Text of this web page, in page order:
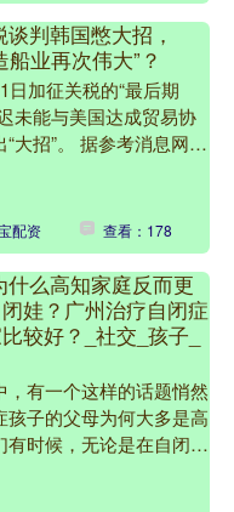
判韩国憋大招，
船业再次伟大”？
日加征关税的“最后期
未能与美国达成贸易协
大招”。 据参考消息网援
日的报道称，韩国政府
露....
配资 查看：178
什么高知家庭反而更
娃？广州治疗自闭症
较好？_社交_孩子_
，有一个这样的话题悄然
孩子的父母为何大多是高
有时候，无论是在自闭症
相关的交流论坛上，我
高学历、高....